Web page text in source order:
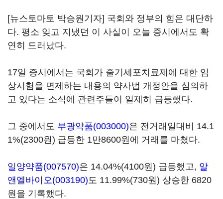
[뉴스토마토 박승원기자] 국회와 정부의 힘은 대단하
다. 평소 잊고 지냈던 이 사실이 오늘 증시에서도 확
연히 드러났다.
17일 증시에서는 국회가 줄기세포치료제에 대한 임
상시험을 면제하는 내용의 약사법 개정안을 심의하
고 있다는 소식에 관련주들이 일제히 급등했다.
그 중에서도 부광약품(003000)은 전거래일대비 14.1
1%(2300원) 급등한 1만8600원에 거래를 마쳤다.
일양약품(007570)은 14.04%(4100원) 급등했고, 알
앤엘바이오(003190)도 11.99%(730원) 상승한 6820
원을 기록했다.